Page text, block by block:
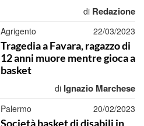
di Redazione
Agrigento 22/03/2023
Tragedia a Favara, ragazzo di
12 anni muore mentre gioca a
basket
di Ignazio Marchese
Palermo 20/02/2023
Società basket di disabili in